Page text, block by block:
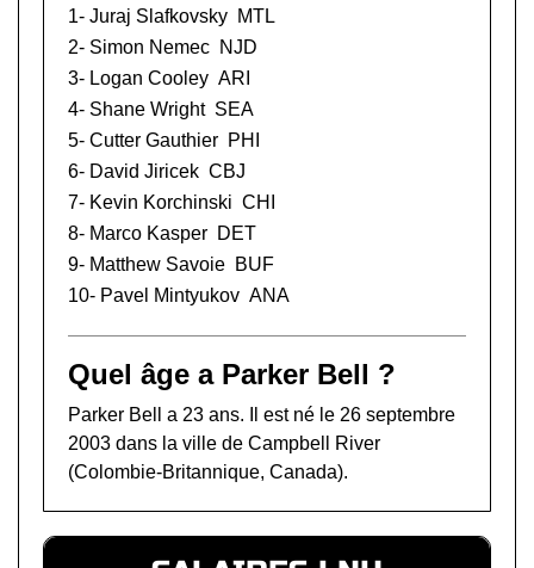
1- Juraj Slafkovsky MTL
2- Simon Nemec NJD
3- Logan Cooley ARI
4- Shane Wright SEA
5- Cutter Gauthier PHI
6- David Jiricek CBJ
7- Kevin Korchinski CHI
8- Marco Kasper DET
9- Matthew Savoie BUF
10- Pavel Mintyukov ANA
Quel âge a Parker Bell ?
Parker Bell a 23 ans. Il est né le 26 septembre
2003 dans la ville de Campbell River
(Colombie-Britannique, Canada).